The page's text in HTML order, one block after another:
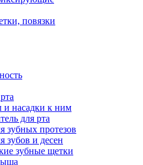
повязки
и насадки к ним
для рта
зубных протезов
зубов и десен
зубные щетки